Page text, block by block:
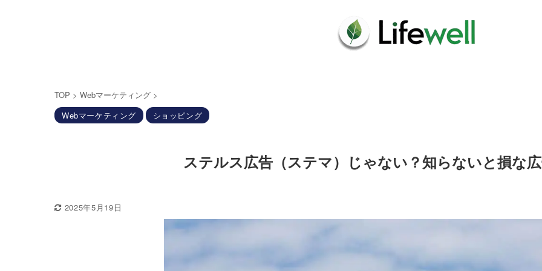
TOP > Webマーケティング >
Webマーケティング
ショッピング
ステルス広告（ステマ）じゃない？知らないと損な
2025年5月19日